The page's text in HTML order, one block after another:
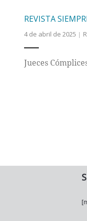
REVISTA
4 de abril de 2025
Jueces